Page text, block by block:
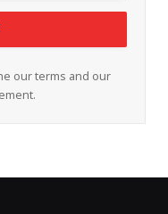
our terms and our